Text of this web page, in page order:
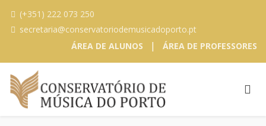
(+351) 222 073 250
secretaria@conservatoriodemusicadoporto.pt
ÁREA DE ALUNOS
| ÁREA DE PROFESSORES